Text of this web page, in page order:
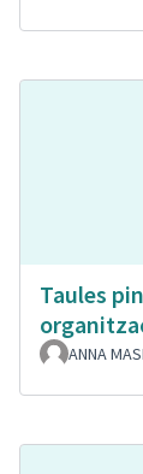
Taules
ANNA